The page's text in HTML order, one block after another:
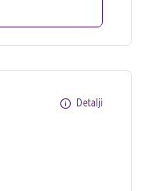
Detalji